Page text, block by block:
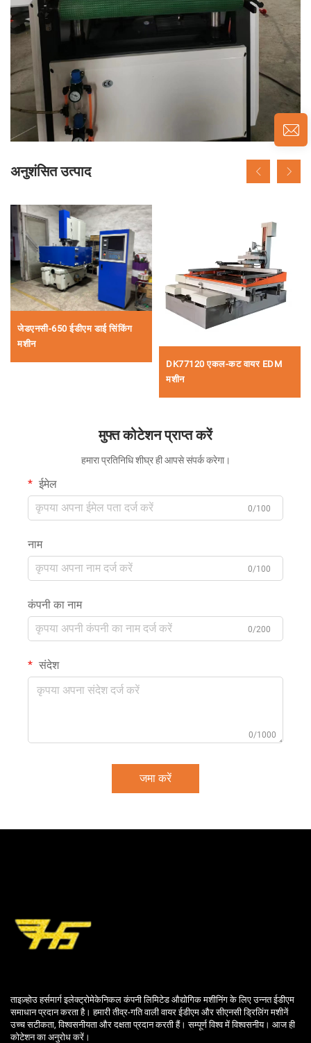
अनुशंसित उत्पाद
जेडएनसी-650 ईडीएम डाई सिंकिंग
मशीन
DK77120 एकल-कट वायर EDM
मशीन
मुफ्त कोटेशन प्राप्त करें
हमारा प्रतिनिधि शीघ्र ही आपसे संपर्क करेगा।
ईमेल
0/100
नाम
0/100
कंपनी का नाम
0/200
संदेश
0/1000
जमा करें
ताइज़्होउ हर्समार्ग इलेक्ट्रोमेकेनिकल कंपनी लिमिटेड औद्योगिक मशीनिंग के लिए उन्नत ईडीएम
समाधान प्रदान करता है। हमारी तीव्र-गति वाली वायर ईडीएम और सीएनसी ड्रिलिंग मशीनें
उच्च सटीकता, विश्वसनीयता और दक्षता प्रदान करती हैं। सम्पूर्ण विश्व में विश्वसनीय। आज ही
कोटेशन का अनुरोध करें।